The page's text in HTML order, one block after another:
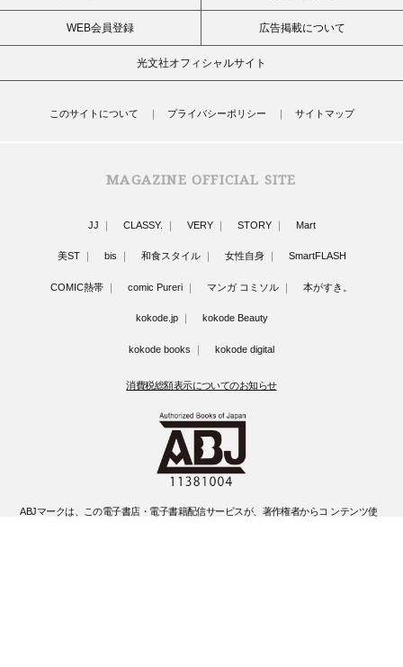
WEB会員登録 広告掲載について
光文社オフィシャルサイト
このサイトについて プライバシーポリシー サイトマップ
MAGAZINE OFFICIAL SITE
JJ CLASSY. VERY STORY Mart
美ST bis 和食スタイル 女性自身 SmartFLASH
COMIC熱帯 comic Pureri マンガ コミソル 本がすき。
kokode.jp kokode Beauty
kokode books kokode digital
消費税総額表示についてのお知らせ
ABJマークは、この電子書店・電子書籍配信サービスが、著作権者からコ ンテンツ使